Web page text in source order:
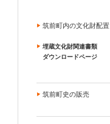
筑前町内の文化財配置
埋蔵文化財関連書類
ダウンロードページ
筑前町史の販売